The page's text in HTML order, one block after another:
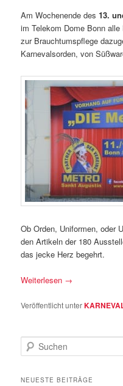
Am Wochenende des13.
im Telekom Dome Bonn
zur Brauchtumspflege
Karnevalsorden, von
Ob Orden, Uniformen, oder
den Artikeln der 180
das jecke Herz begehrt.
Weiterlesen →
Veröffentlicht unter
u
h
NEUESTE BEITRÄGE